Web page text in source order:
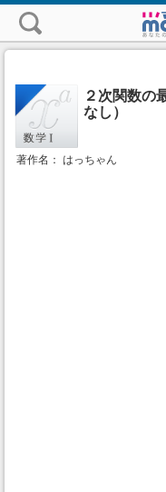
２次関数の
なし）
著作名： はっちゃん